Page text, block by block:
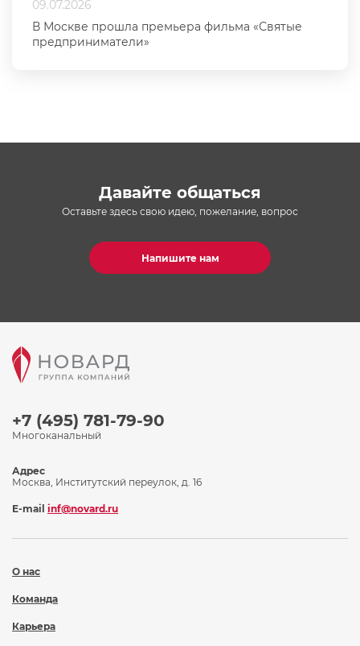
09.07.2026
В Москве прошла премьера фильма «Святые
предприниматели»
Давайте общаться
Оставьте здесь свою идею, пожелание, вопрос
Напишите нам
+7 (495) 781-79-90
Многоканальный
О нас
Команда
Карьера
Адрес
Москва, Институтский переулок, д. 16
E-mail inf@novard.ru